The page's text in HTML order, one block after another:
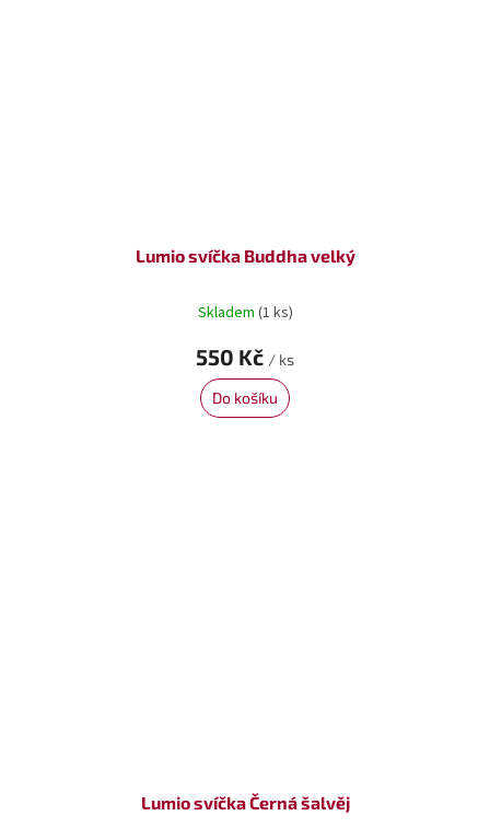
Lumio svíčka Buddha velký
Skladem (1 ks)
550 Kč / ks
Do košíku
Lumio svíčka Černá šalvěj